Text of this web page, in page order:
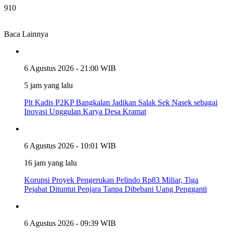
910
Baca Lainnya
6 Agustus 2026 - 21:00 WIB
5 jam yang lalu
Plt Kadis P2KP Bangkalan Jadikan Salak Sek Nasek sebagai
Inovasi Unggulan Karya Desa Kramat
6 Agustus 2026 - 10:01 WIB
16 jam yang lalu
Korupsi Proyek Pengerukan Pelindo Rp83 Miliar, Tiga
Pejabat Dituntut Penjara Tanpa Dibebani Uang Pengganti
6 Agustus 2026 - 09:39 WIB